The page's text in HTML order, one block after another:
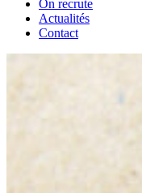
On recrute
Actualités
Contact